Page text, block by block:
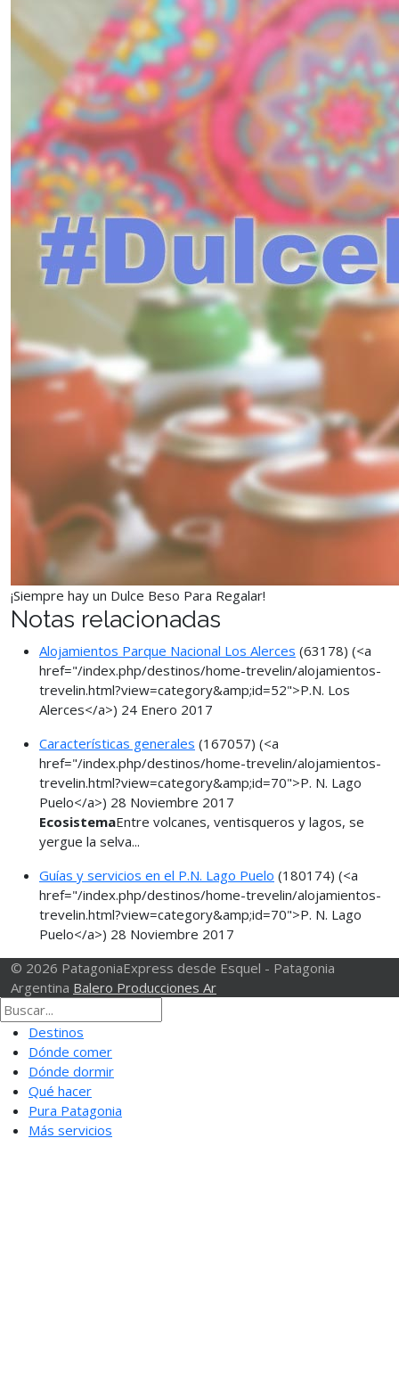
¡Siempre hay un Dulce Beso Para Regalar!
Notas relacionadas
Alojamientos Parque Nacional Los Alerces (63178) (<a
href="/index.php/destinos/home-trevelin/alojamientos-
trevelin.html?view=category&amp;id=52">P.N. Los
Alerces</a>) 24 Enero 2017
Características generales (167057) (<a
href="/index.php/destinos/home-trevelin/alojamientos-
trevelin.html?view=category&amp;id=70">P. N. Lago
Puelo</a>) 28 Noviembre 2017
EcosistemaEntre volcanes, ventisqueros y lagos, se
yergue la selva...
Guías y servicios en el P.N. Lago Puelo (180174) (<a
href="/index.php/destinos/home-trevelin/alojamientos-
trevelin.html?view=category&amp;id=70">P. N. Lago
Puelo</a>) 28 Noviembre 2017
© 2026 PatagoniaExpress desde Esquel - Patagonia
Argentina Balero Producciones Ar
Destinos
Dónde comer
Dónde dormir
Qué hacer
Pura Patagonia
Más servicios